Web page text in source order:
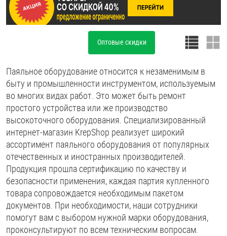
ОПЛАТА И ДОСТАВКА
Втулки
Дюбели
Дюймовый крепёж
Заклепки (Гайки-Заклепки)
Инструмент
Крюки, кольца с метрической резьбой
Крюки, кольца с шурупной резьбой
Оптовые скидки
Паяльное оборудование относится к незаменимым в
быту и промышленности инструментом, используемым
во многих видах работ. Это может быть ремонт
простого устройства или же производство
высокоточного оборудования. Специализированный
интернет-магазин KrepShop реализует широкий
ассортимент паяльного оборудования от популярных
отечественных и иностранных производителей.
Продукция прошла сертификацию по качеству и
безопасности применения, каждая партия купленного
товара сопровождается необходимым пакетом
документов. При необходимости, наши сотрудники
помогут вам с выбором нужной марки оборудования,
проконсультируют по всем техническим вопросам.